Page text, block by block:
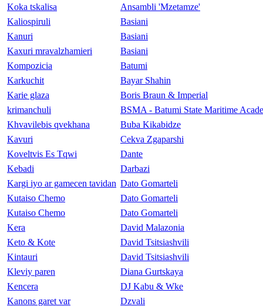
Koka tskalisa
Ansambli 'Mzetamze'
Kaliospiruli
Basiani
Kanuri
Basiani
Kaxuri mravalzhamieri
Basiani
Kompozicia
Batumi
Karkuchit
Bayar Shahin
Karie glaza
Boris Braun & Imperial
krimanchuli
BSMA - Batumi State Maritime
Khvavilebis qvekhana
Buba Kikabidze
Kavuri
Cekva Zgaparshi
Koveltvis Es Tqwi
Dante
Kebadi
Darbazi
Kargi iyo ar gamecen tavidan Dato Gomarteli
Kutaiso Chemo
Dato Gomarteli
Kutaiso Chemo
Dato Gomarteli
Kera
David Malazonia
Keto & Kote
David Tsitsiashvili
Kintauri
David Tsitsiashvili
Kleviy paren
Diana Gurtskaya
Kencera
DJ Kabu & Wke
Kanons garet var
Dzvali